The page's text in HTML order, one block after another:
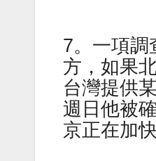
7。一項調
方，如果
台灣提供
週日他被
京正在加